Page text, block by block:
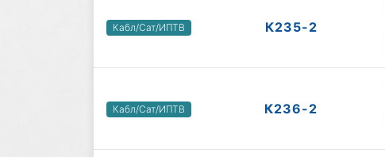
Кабл/Сат/ИПТВ К235-2
Кабл/Сат/ИПТВ К236-2